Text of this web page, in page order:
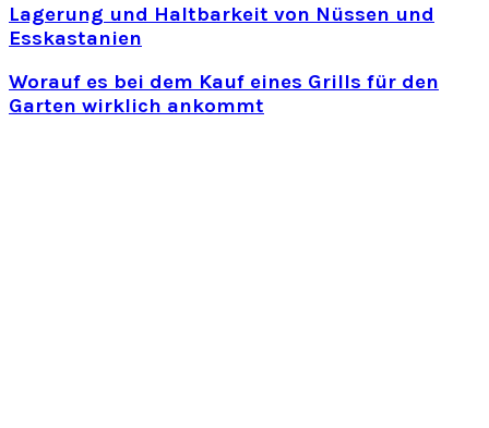
Lagerung und Haltbarkeit von Nüssen und
Esskastanien
Worauf es bei dem Kauf eines Grills für den
Garten wirklich ankommt